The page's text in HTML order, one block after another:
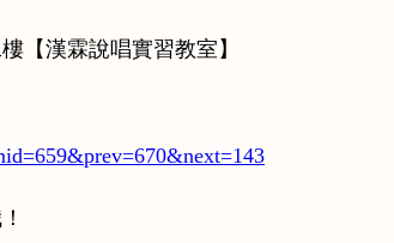
【漢霖說唱實習教室】